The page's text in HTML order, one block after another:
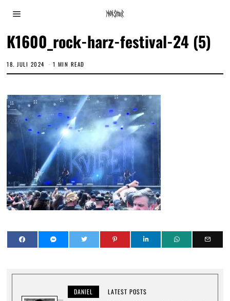
K1600_rock-harz-festival-24 (5)
18. JULI 2024 1 MIN READ
DANIEL LATEST POSTS